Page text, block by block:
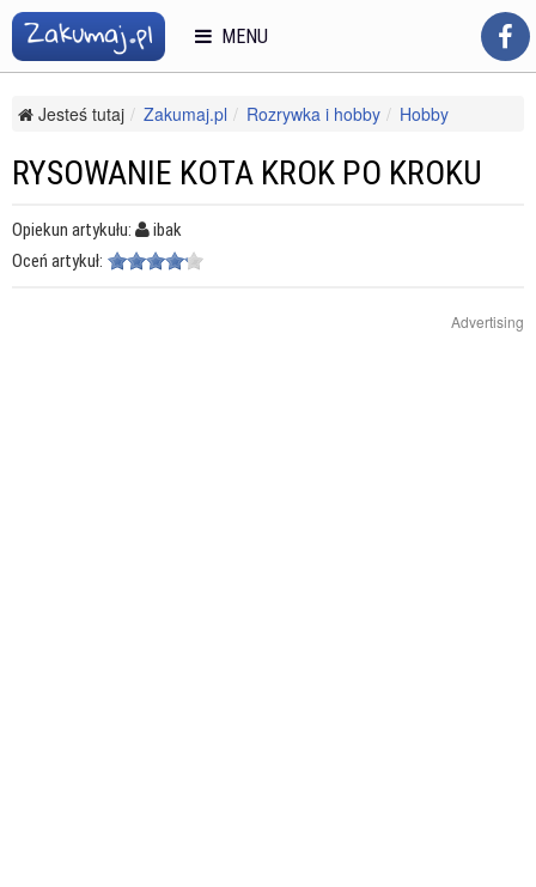
Jesteś tutaj Zakumaj.pl Rozrywka i hobby
Hobby
RYSOWANIE KOTA KROK PO KROKU
Opiekun artykułu:
ibak
Oceń artykuł:
Advertising
MENU